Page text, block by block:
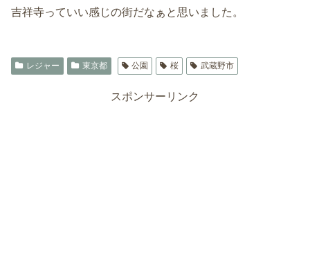
吉祥寺っていい感じの街だなぁと思いました。
レジャー 東京都 公園 桜 武蔵野市
スポンサーリンク